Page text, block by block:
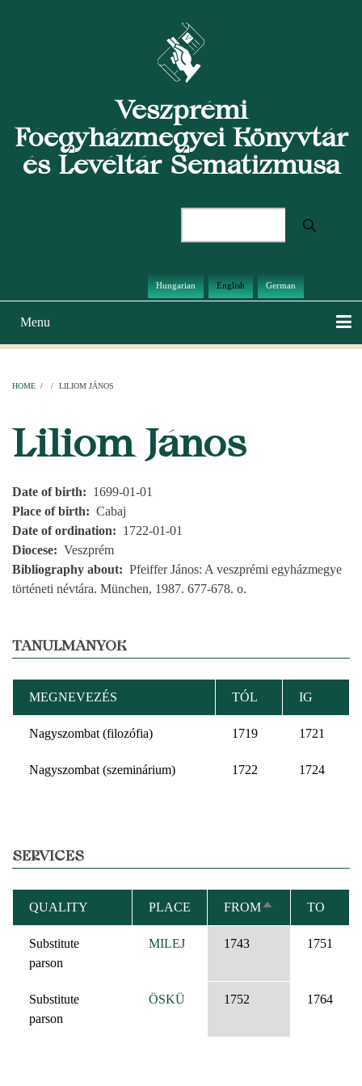
Veszprémi
Főegyházmegyei Könyvtár
és Levéltár Sematizmusa
Hungarian English German
Main
navigation
Menu
HOME / / LILIOM JÁNOS
Liliom János
Date of birth
1699-01-01
Place of birth
Cabaj
Date of ordination
1722-01-01
Diocese
Veszprém
Bibliography about
Pfeiffer János: A veszprémi egyházmegye
történeti névtára. München, 1987. 677-678. o.
TANULMÁNYOK
MEGNEVEZÉS TÓL IG
Nagyszombat (filozófia) 1719 1721
Nagyszombat (szeminárium) 1722 1724
SERVICES
QUALITY PLACE FROMSORT
DESCENDING
TO
Substitute
parson
MILEJ 1743 1751
Substitute
parson
ÖSKÜ 1752 1764